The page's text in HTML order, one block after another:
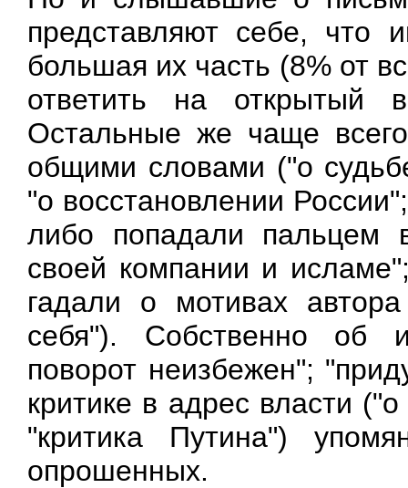
представляют себе, что
большая их часть (8% от
ответить на открытый
Остальные же чаще
общими словами ("о
"о восстановлении
либо попадали пальцем
своей компании и
гадали о мотивах
себя"). Собственно об
поворот неизбежен";
критике в адрес власти
"критика Путина")
опрошенных.